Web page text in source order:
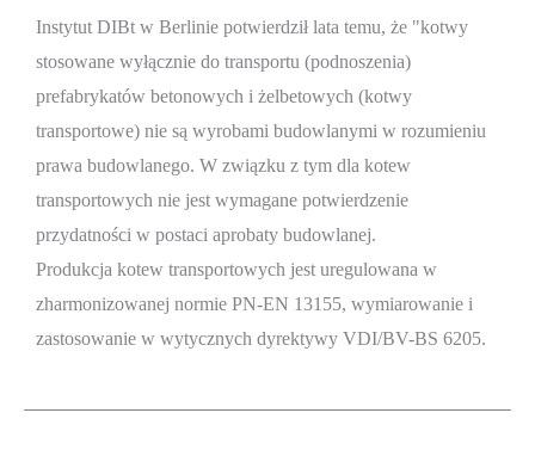
Instytut DIBt w Berlinie potwierdził lata temu, że "kotwy
stosowane wyłącznie do transportu (podnoszenia)
prefabrykatów betonowych i żelbetowych (kotwy
transportowe) nie są wyrobami budowlanymi w rozumieniu
prawa budowlanego. W związku z tym dla kotew
transportowych nie jest wymagane potwierdzenie
przydatności w postaci aprobaty budowlanej.
Produkcja kotew transportowych jest uregulowana w
zharmonizowanej normie PN-EN 13155, wymiarowanie i
zastosowanie w wytycznych dyrektywy VDI/BV-BS 6205.